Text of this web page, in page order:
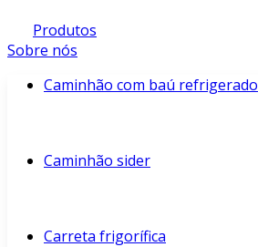
Produtos
Sobre nós
Caminhão com baú refrigerado
Caminhão sider
Carreta frigorífica